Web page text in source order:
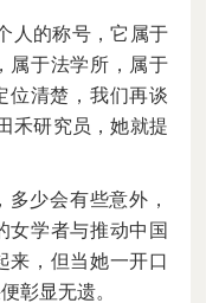
人的称号，它属于
属于法学所，属于
清楚，我们再谈
禾研究员，她就提
少会有些意外，
女学者与推动中国
来，但当她一开口
彰显无遗。